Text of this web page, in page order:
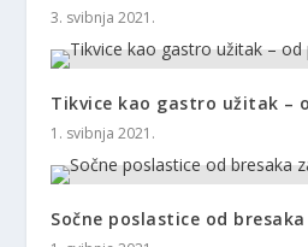
3. svibnja 2021.
Tikvice kao gastro užitak –
1. svibnja 2021.
Sočne poslastice od